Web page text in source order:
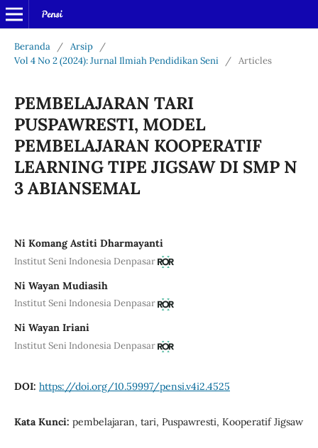
Beranda / Arsip
/
Vol 4 No 2 (2024): Jurnal Ilmiah Pendidikan Seni
/ Articles
PEMBELAJARAN TARI
PUSPAWRESTI, MODEL
PEMBELAJARAN KOOPERATIF
LEARNING TIPE JIGSAW DI SMP N
3 ABIANSEMAL
Ni Komang Astiti Dharmayanti
Institut Seni Indonesia Denpasar
Ni Wayan Mudiasih
Institut Seni Indonesia Denpasar
Ni Wayan Iriani
Institut Seni Indonesia Denpasar
DOI: https://doi.org/10.59997/pensi.v4i2.4525
Kata Kunci: pembelajaran, tari, Puspawresti, Kooperatif Jigsaw